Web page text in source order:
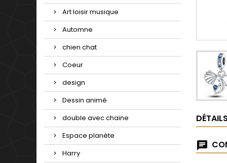
Art loisir musique
Automne
chien chat
Coeur
design
Dessin animé
double avec chaine
Espace planète
Harry